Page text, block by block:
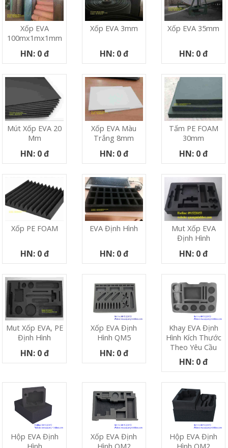
Xốp EVA
100mx1mx1mm
HN: 0 đ
Xốp EVA 3mm
HN: 0 đ
Xốp EVA 35mm
HN: 0 đ
Mút Xốp EVA 20
Mm
HN: 0 đ
Xốp EVA Màu
Trắng 8mm
HN: 0 đ
Tấm PE FOAM
30mm
HN: 0 đ
Xốp PE FOAM
HN: 0 đ
EVA Định Hình
HN: 0 đ
Mut Xốp EVA
Định Hình
HN: 0 đ
Mut Xốp EVA, PE
Định Hình
HN: 0 đ
Xốp EVA Định
Hình QM5
HN: 0 đ
Khay EVA Định
Hình Kích Thước
Theo Yêu Cầu
HN: 0 đ
Hộp EVA Định
Xốp EVA Định
Hộp EVA Định